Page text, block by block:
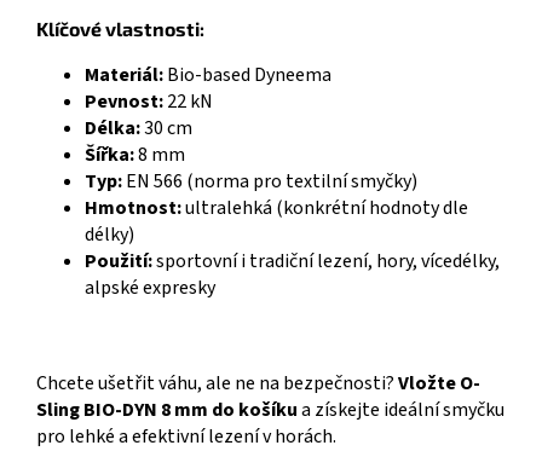
Klíčové vlastnosti:
Materiál:Bio-based Dyneema
Pevnost:22 kN
Délka:30 cm
Šířka:8 mm
Typ:EN 566 (norma pro textilní smyčky)
Hmotnost:ultralehká (konkrétní hodnoty dle
délky)
Použití:sportovní i tradiční lezení, hory, vícedélky,
alpské expresky
Chcete ušetřit váhu, ale ne na bezpečnosti?Vložte O-
Sling BIO-DYN 8 mm do košíkua získejte ideální smyčku
pro lehké a efektivní lezení v horách.